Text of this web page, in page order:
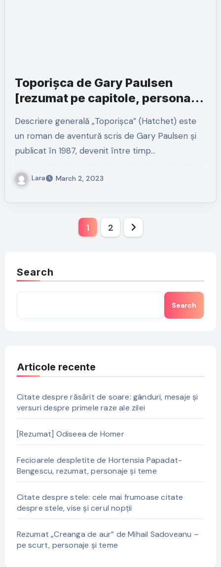
Toporișca de Gary Paulsen
[rezumat pe capitole, personaje
Descriere generală „Toporișca” (Hatchet) este
un roman de aventură scris de Gary Paulsen și
publicat în 1987, devenit între timp…
Lara March 2, 2023
1 2
Search
Search
Articole recente
Citate despre răsărit de soare: gânduri, mesaje și
versuri despre primele raze ale zilei
[Rezumat] Odiseea de Homer
Fecioarele despletite de Hortensia Papadat-
Bengescu, rezumat, personaje și teme
Citate despre stele: cele mai frumoase citate
despre stele, vise și cerul nopții
Rezumat „Creanga de aur” de Mihail Sadoveanu –
pe scurt, personaje și teme